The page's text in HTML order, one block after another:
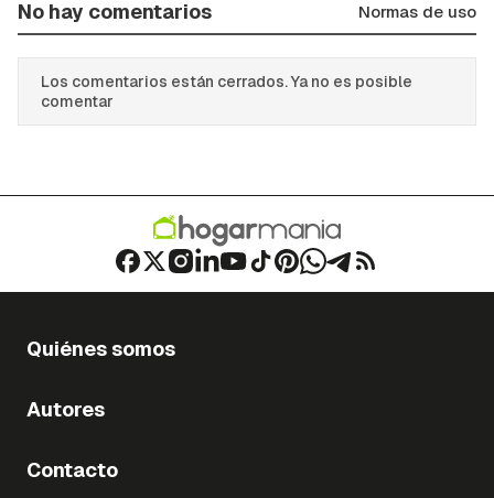
No hay comentarios Normas de uso
Los comentarios están cerrados. Ya no es posible
comentar
Quiénes somos
Autores
Contacto